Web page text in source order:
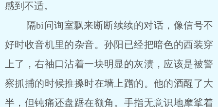
感到不适。
隔bi问询室飘来断断续续的对话，像信号不
好时收音机里的杂音。孙阳已经把暗色的西装穿
上了，右袖口沾着一块明显的灰渍，应该是被警
察抓捕的时候推搡时在墙上蹭的。他的酒醒了大
半，但钝痛还盘踞在额角。手指无意识地摩挲着